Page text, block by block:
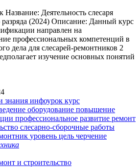
Деятельность слесаря
разряда (2024) Описание: Данный курс
направлен на
профессиональных компетенций в
дела для слесарей-ремонтников 2
изучение основных понятий
знания инфоурок курс
оборудование повышение
профессиональное развитие ремонт
слесарно-сборочные работы
уровень цель черчение
и строительство